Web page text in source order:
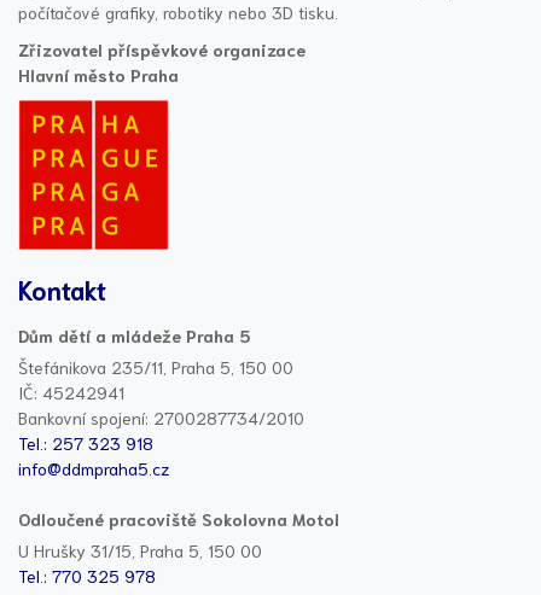
počítačové grafiky, robotiky nebo 3D tisku.
Zřizovatel příspěvkové organizace
Hlavní město Praha
Kontakt
Dům dětí a mládeže Praha 5
Štefánikova 235/11, Praha 5, 150 00
IČ: 45242941
Bankovní spojení: 2700287734/2010
Tel.: 257 323 918
info@ddmpraha5.cz
Odloučené pracoviště Sokolovna Motol
U Hrušky 31/15, Praha 5, 150 00
Tel.: 770 325 978